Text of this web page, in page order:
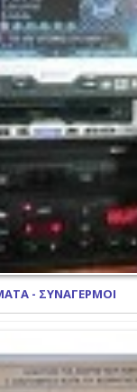
- ΣΥΝΑΓΕΡΜΟΙ